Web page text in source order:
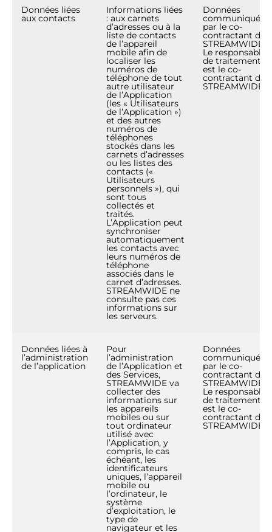
Données liées
aux contacts
Informations liées
: aux carnets
d’adresses ou à la
liste de contacts
de l’appareil
mobile afin de
localiser les
numéros de
téléphone de tout
autre utilisateur
de l’Application
(les « Utilisateurs
de l’Application »)
et des autres
numéros de
téléphones
stockés dans les
carnets d’adresses
ou les listes des
contacts («
Utilisateurs
personnels »), qui
sont tous
collectés et
traités.
L’Application peut
synchroniser
automatiquement
les contacts avec
leurs numéros de
téléphone
associés dans le
carnet d’adresses.
STREAMWIDE ne
consulte pas ces
informations sur
les serveurs.
Données
communiquées
par le co-
contractant de
STREAMWIDE.
Le responsable
de traitement
est le co-
contractant de
STREAMWIDE.
Données liées à
l’administration
de l’application
Pour
l’administration
de l’Application et
des Services,
STREAMWIDE va
collecter des
informations sur
les appareils
mobiles ou sur
tout ordinateur
utilisé avec
l’Application, y
compris, le cas
échéant, les
identificateurs
uniques, l’appareil
mobile ou
l’ordinateur, le
système
d’exploitation, le
type de
navigateur et les
Données
communiquées
par le co-
contractant de
STREAMWIDE.
Le responsable
de traitement
est le co-
contractant de
STREAMWIDE.